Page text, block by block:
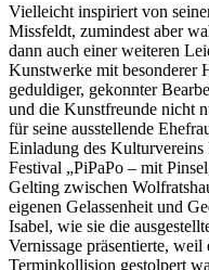
Vielleicht inspiriert von
Missfeldt, zumindest aber
dann auch einer weiteren
Kunstwerke mit besonderer
geduldiger, gekonnter
und die Kunstfreunde nicht
für seine ausstellende
Einladung des
Festival „PiPaPo – mit
Gelting zwischen
eigenen Gelassenheit und
Isabel, wie sie die
Vernissage präsentierte,
Terminkollision gestolpert